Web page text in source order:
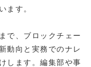
ます。
で、ブロックチェー
動向と実務でのナレ
します。編集部や事